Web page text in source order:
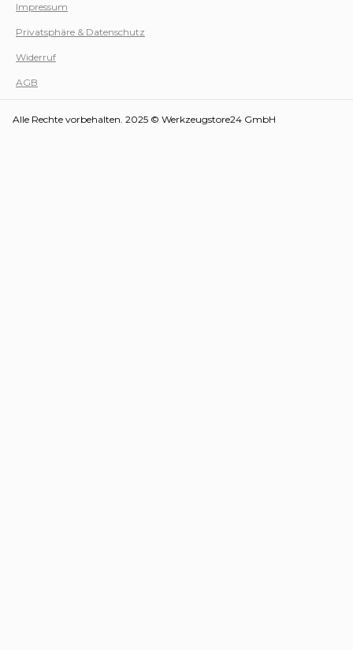
Impressum
Privatsphäre & Datenschutz
Widerruf
AGB
Alle Rechte vorbehalten. 2025 © Werkzeugstore24 GmbH